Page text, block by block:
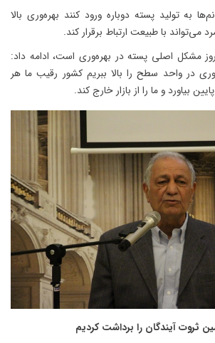
به تولید پسته دوباره ورود کنند بهره‌وری بالا
می‌تواند با طبیعت ارتباط برقرار کند.
مشکل اصلی پسته در بهره‌وری است، ادامه داد:
در واحد سطح را بالا ببریم کشور رقیب ما هر
بیاورد و ما را از بازار خارج کند.
ثروت آیندگان را برداشت کردیم